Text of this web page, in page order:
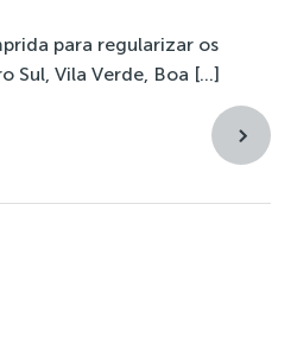
para regularizar os
Sul, Vila Verde, Boa […]